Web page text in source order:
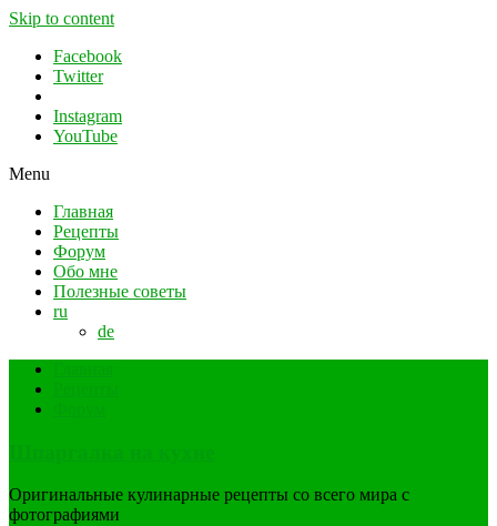
Skip to content
Facebook
Twitter
Instagram
YouTube
Menu
Главная
Рецепты
Форум
Обо мне
Полезные советы
ru
de
Оригинальные кулинарные рецепты со всего мира с
фотографиями